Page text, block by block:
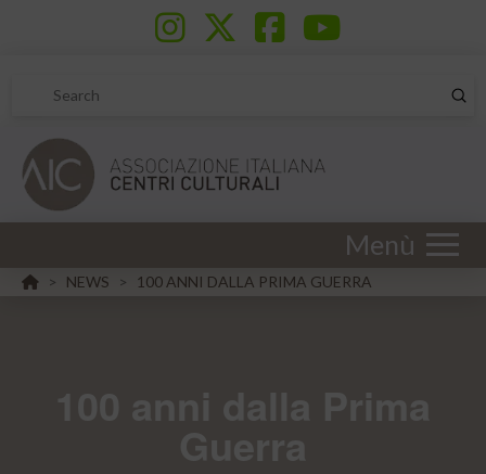
Search
Menù
HOME
> NEWS > 100 ANNI DALLA PRIMA GUERRA